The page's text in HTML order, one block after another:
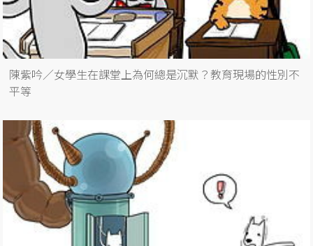
陳紫吟／女學生在課堂上為何總是沉默？教育現場的性別不
平等